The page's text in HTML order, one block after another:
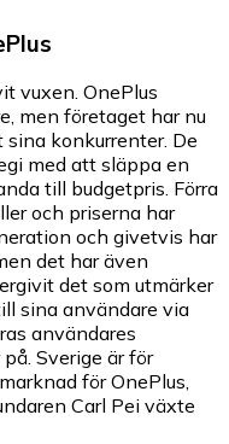
vuxen. OnePlus
men företaget har nu
konkurrenter. De
med att släppa en
till budgetpris. Förra
och priserna har
och givetvis har
det har även
det som utmärker
sina användare via
användares
Sverige är för
för OnePlus,
Carl Pei växte